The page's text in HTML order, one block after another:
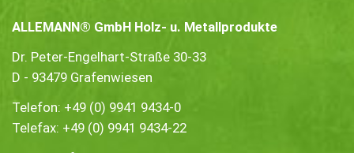
ALLEMANN® GmbH Holz- u. Metallprodukte
Dr. Peter-Engelhart-Straße 30-33
D - 93479 Grafenwiesen
Telefon: +49 (0) 9941 9434-0
Telefax: +49 (0) 9941 9434-22